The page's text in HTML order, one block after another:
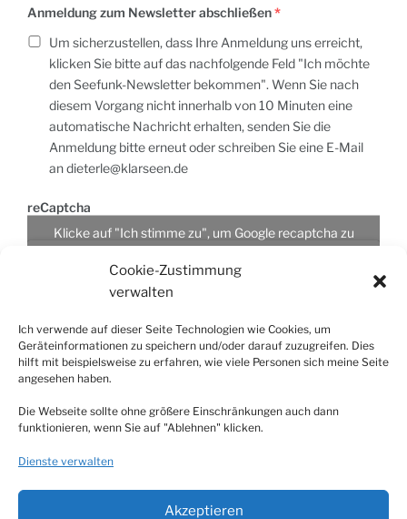
Cookie-Zustimmung
verwalten
Ich verwende auf dieser Seite Technologien wie Cookies, um
Geräteinformationen zu speichern und/oder darauf zuzugreifen. Dies
hilft mit beispielsweise zu erfahren, wie viele Personen sich meine Seite
angesehen haben.
Die Webseite sollte ohne größere Einschränkungen auch dann
funktionieren, wenn Sie auf "Ablehnen" klicken.
Dienste verwalten
Akzeptieren
Anmeldung zum Newsletter abschließen*
Um sicherzustellen, dass Ihre Anmeldung uns erreicht,
klicken Sie bitte auf das nachfolgende Feld "Ich möchte
den Seefunk-Newsletter bekommen". Wenn Sie nach
diesem Vorgang nicht innerhalb von 10 Minuten eine
automatische Nachricht erhalten, senden Sie die
Anmeldung bitte erneut oder schreiben Sie eine E-Mail
an dieterle@klarseen.de
reCaptcha
Klicke auf "Ich stimme zu", um Google recaptcha zu
Cookie-Richtlinie
Ich möchte den Seefunk-Newsletter